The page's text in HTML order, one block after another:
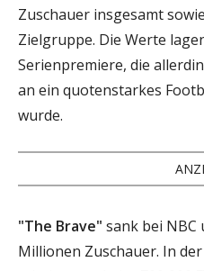
Zuschauer insgesamt
Zielgruppe. Die Werte
Serienpremiere, die
an ein quotenstarkes
wurde.
"The Brave" sank bei NBC
Millionen Zuschauer. In